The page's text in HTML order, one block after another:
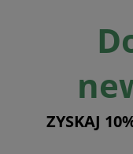
ZYSKAJ